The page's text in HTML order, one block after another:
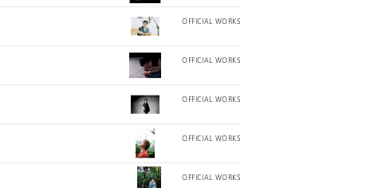
OFFICIAL WORKS
OFFICIAL WORKS
OFFICIAL WORKS
OFFICIAL WORKS
OFFICIAL WORKS